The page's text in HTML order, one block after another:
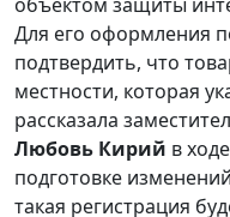
Для его оформления
подтвердить, что
местности, которая
рассказала
Любовь Кирий в
подготовке
такая регистрация